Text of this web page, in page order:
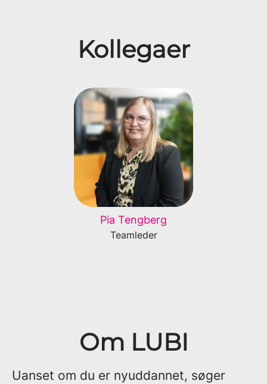
Kollegaer
Pia Tengberg
Teamleder
Om LUBI
Uanset om du er nyuddannet, søger